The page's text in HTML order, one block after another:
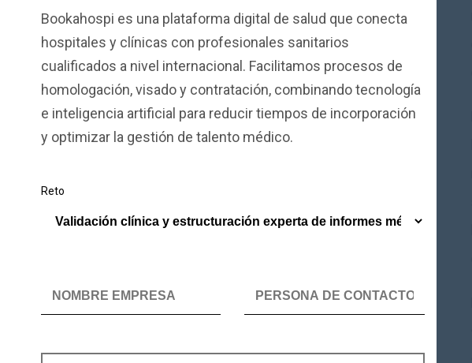
Bookahospi es una plataforma digital de salud que conecta
hospitales y clínicas con profesionales sanitarios
cualificados a nivel internacional. Facilitamos procesos de
homologación, visado y contratación, combinando tecnología
e inteligencia artificial para reducir tiempos de incorporación
y optimizar la gestión de talento médico.
Reto